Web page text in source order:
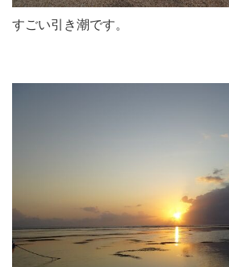
すごい引き潮です。